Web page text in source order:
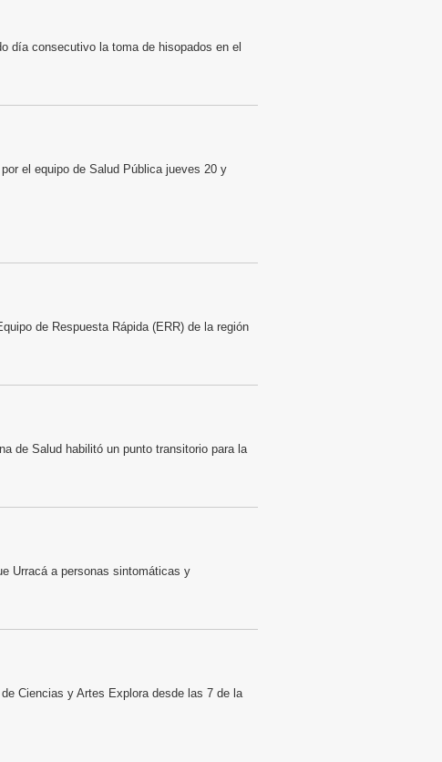
día consecutivo la toma de hisopados en el
el equipo de Salud Pública jueves 20 y
de Respuesta Rápida (ERR) de la región
de Salud habilitó un punto transitorio para la
Urracá a personas sintomáticas y
Ciencias y Artes Explora desde las 7 de la